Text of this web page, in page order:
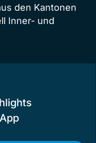
den Kantonen
Inner- und